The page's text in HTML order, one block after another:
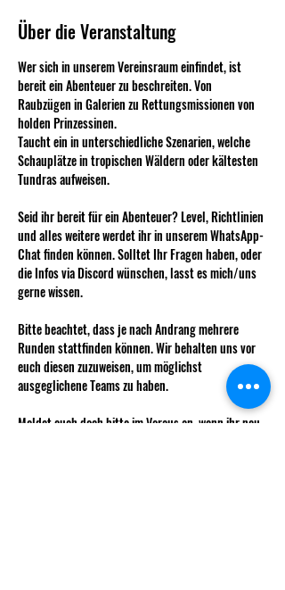
Über die Veranstaltung
Wer sich in unserem Vereinsraum einfindet, ist
bereit ein Abenteuer zu beschreiten. Von
Raubzügen in Galerien zu Rettungsmissionen von
holden Prinzessinen.
Taucht ein in unterschiedliche Szenarien, welche
Schauplätze in tropischen Wäldern oder kältesten
Tundras aufweisen.
Seid ihr bereit für ein Abenteuer? Level, Richtlinien
und alles weitere werdet ihr in unserem WhatsApp-
Chat finden können. Solltet Ihr Fragen haben, oder
die Infos via Discord wünschen, lasst es mich/uns
gerne wissen.
Bitte beachtet, dass je nach Andrang mehrere
Runden stattfinden können. Wir behalten uns vor
euch diesen zuzuweisen, um möglichst
ausgeglichene Teams zu haben.
Meldet euch doch bitte im Voraus an, wenn ihr neu